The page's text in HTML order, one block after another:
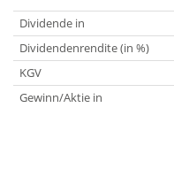
Dividende in
Dividendenrendite (in %)
KGV
Gewinn/Aktie in